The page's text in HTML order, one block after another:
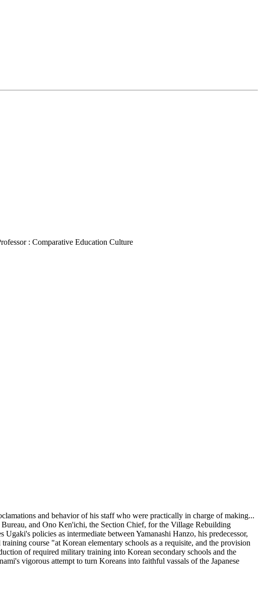
: Comparative Education Culture
and behavior of his staff who were practically in charge of making...
and Ono Ken'ichi, the Section Chief, for the Village Rebuilding
policies as intermediate between Yamanashi Hanzo, his predecessor,
course "at Korean elementary schools as a requisite, and the provision
of required military training into Korean secondary schools and the
vigorous attempt to turn Koreans into faithful vassals of the Japanese